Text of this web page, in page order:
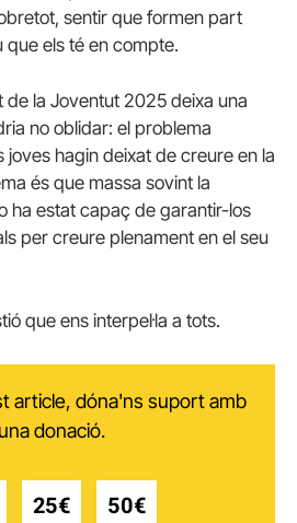
sentir que formen part
que els té en compte.
de la Joventut 2025 deixa una
no oblidar: el problema
joves hagin deixat de creure en la
és que massa sovint la
ha estat capaç de garantir-los
per creure plenament en el seu
que ens interpel·la a tots.
article, dóna'ns suport amb
una donació.
25€ 50€